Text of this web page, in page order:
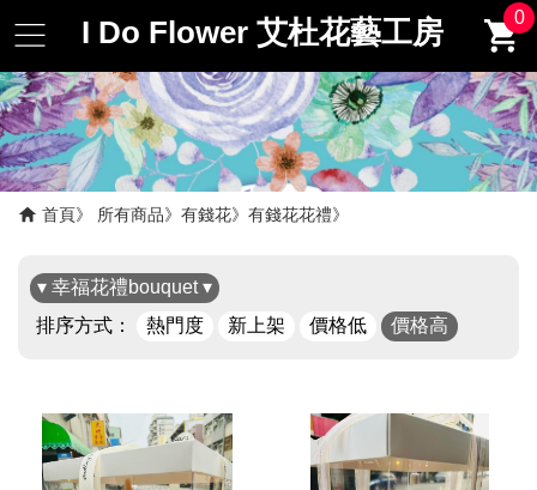
I Do Flower 艾杜花藝工房 0
首頁 所有商品 有錢花 有錢花花禮
▾ 幸福花禮bouquet ▾
排序方式：
熱門度 新上架 價格低 價格高